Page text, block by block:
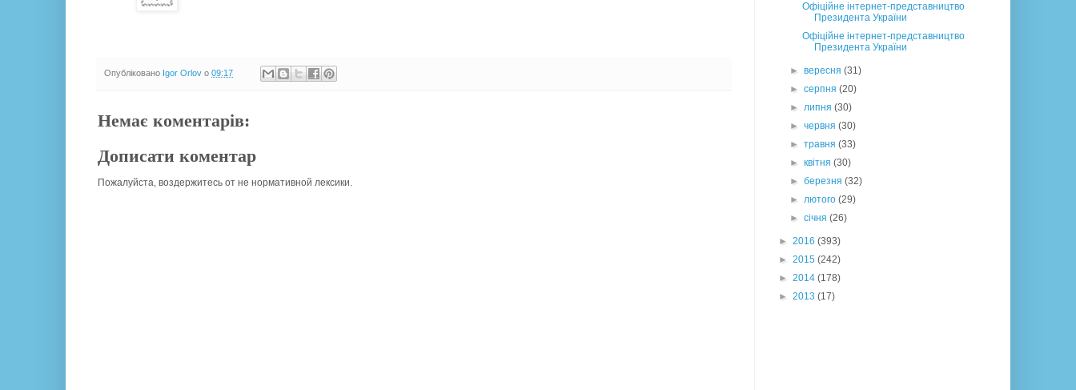
Опубліковано Igor Orlov о 09:17
Немає коментарів:
Дописати коментар
Пожалуйста, воздержитесь от не нормативной лексики.
Офіційне інтернет-представництво
Президента України
Офіційне інтернет-представництво
Президента України
►вересня(31)
►серпня(20)
►липня(30)
►червня(30)
►травня(33)
►квітня(30)
►березня(32)
►лютого(29)
►січня(26)
► 2016 (393)
► 2015 (242)
► 2014 (178)
► 2013 (17)